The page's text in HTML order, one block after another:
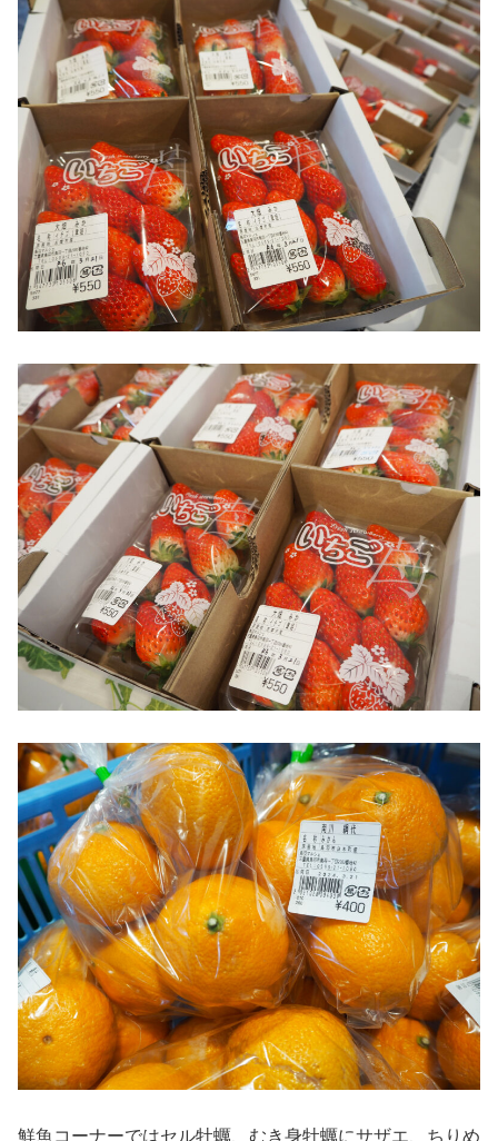
鮮魚コーナーではセル牡蠣、むき身牡蠣にサザエ、ちりめ